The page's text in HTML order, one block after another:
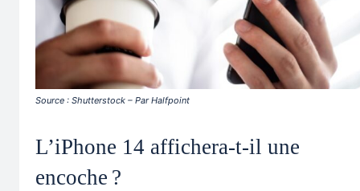
Source : Shutterstock – Par Halfpoint
L’iPhone 14 affichera-t-il une
encoche ?